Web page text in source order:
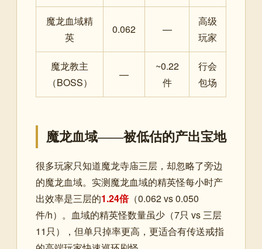
魔龙血域精
英
0.062 —
高级
玩家
魔龙教主
（BOSS）
—
~0.22
件
行会
包场
魔龙血域——被低估的产出宝地
很多玩家只知道魔龙寺庙三层，却忽略了旁边
的魔龙血域。实测魔龙血域的精英怪每小时产
出效率是三层的1.24倍（0.062 vs 0.050
件/h）。血域的精英怪数量虽少（7只 vs 三层
11只），但单只掉率更高，更适合有传送戒指